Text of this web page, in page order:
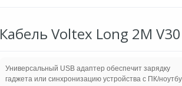
Кабель Voltex Long 2M
Универсальный USB адаптер обеспечит зарядку
гаджета или синхронизацию устройства с ПК/